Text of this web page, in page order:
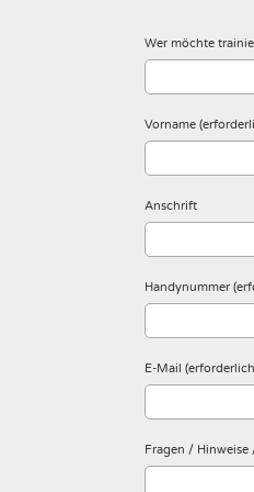
Wer möchte
Vorname
Anschrift
Handynummer
E-Mail
Fragen / Hinweise